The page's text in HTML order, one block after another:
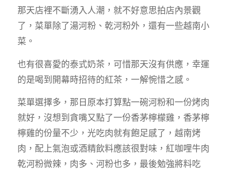
那天店裡不斷湧入人潮，就不好意思拍店內景觀
了，菜單除了湯河粉、乾河粉外，還有一些越南小
菜。
也有很喜愛的泰式奶茶，可惜那天沒有供應，幸運
的是喝到開幕時招待的紅茶，一解惋惜之感。
菜單選擇多，那日原本打算點一碗河粉和一份烤肉
就好，沒想到貪嘴又點了一份香茅檸檬雞，香茅檸
檸雞的份量不少，光吃肉就有飽足感了，越南烤
肉，配上氣泡或酒精飲料應該很對味，紅咖哩牛肉
乾河粉微辣，肉多、河粉也多，最後勉強將料吃